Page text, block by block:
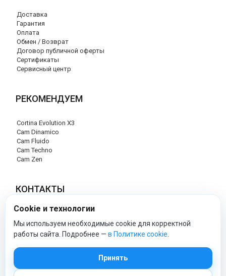
Доставка
Гарантия
Оплата
Обмен / Возврат
Договор публичной оферты
Сертификаты
Сервисный центр
РЕКОМЕНДУЕМ
Cortina Evolution X3
Cam Dinamico
Cam Fluido
Cam Techno
Cam Zen
КОНТАКТЫ
+7 (495) 120-29-85
info@cam-official-store.ru
Cookie и технологии
Мы используем необходимые cookie для корректной
работы сайта. Подробнее — в Политике cookie
Принять